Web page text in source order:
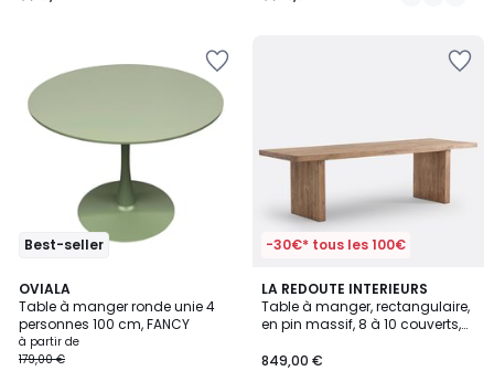
Best-seller
OVIALA
Table à manger ronde unie 4
personnes 100 cm, FANCY
à partir de
179,00 €
5
/
5
3
Couleurs
-30€* tous les 100€
LA REDOUTE INTERIEURS
Table à manger, rectangulaire,
en pin massif, 8 à 10 couverts,
849,00 €
4,4
/ 5